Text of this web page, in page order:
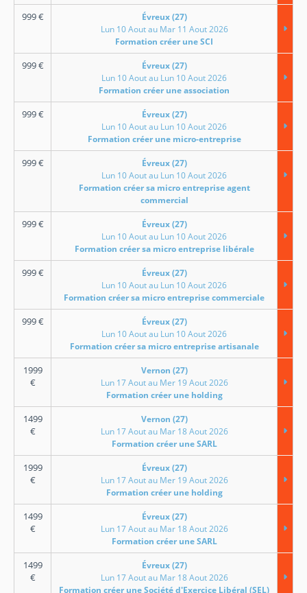
999€
Évreux (27)
Lun 10 Aout au Mar 11 Aout 2026
Formation créer une SCI
999€
Évreux (27)
Lun 10 Aout au Lun 10 Aout 2026
Formation créer une association
999€
Évreux (27)
Lun 10 Aout au Lun 10 Aout 2026
Formation créer une micro-entreprise
999€
Évreux (27)
Lun 10 Aout au Lun 10 Aout 2026
Formation créer sa micro entreprise agent
commercial
999€
Évreux (27)
Lun 10 Aout au Lun 10 Aout 2026
Formation créer sa micro entreprise libérale
999€
Évreux (27)
Lun 10 Aout au Lun 10 Aout 2026
Formation créer sa micro entreprise commerciale
999€
Évreux (27)
Lun 10 Aout au Lun 10 Aout 2026
Formation créer sa micro entreprise artisanale
1999
€
Vernon (27)
Lun 17 Aout au Mer 19 Aout 2026
Formation créer une holding
1499
€
Vernon (27)
Lun 17 Aout au Mar 18 Aout 2026
Formation créer une SARL
1999
€
Évreux (27)
Lun 17 Aout au Mer 19 Aout 2026
Formation créer une holding
1499
€
Évreux (27)
Lun 17 Aout au Mar 18 Aout 2026
Formation créer une SARL
1499
€
Évreux (27)
Lun 17 Aout au Mar 18 Aout 2026
Formation créer une Société d'Exercice Libéral (SEL)